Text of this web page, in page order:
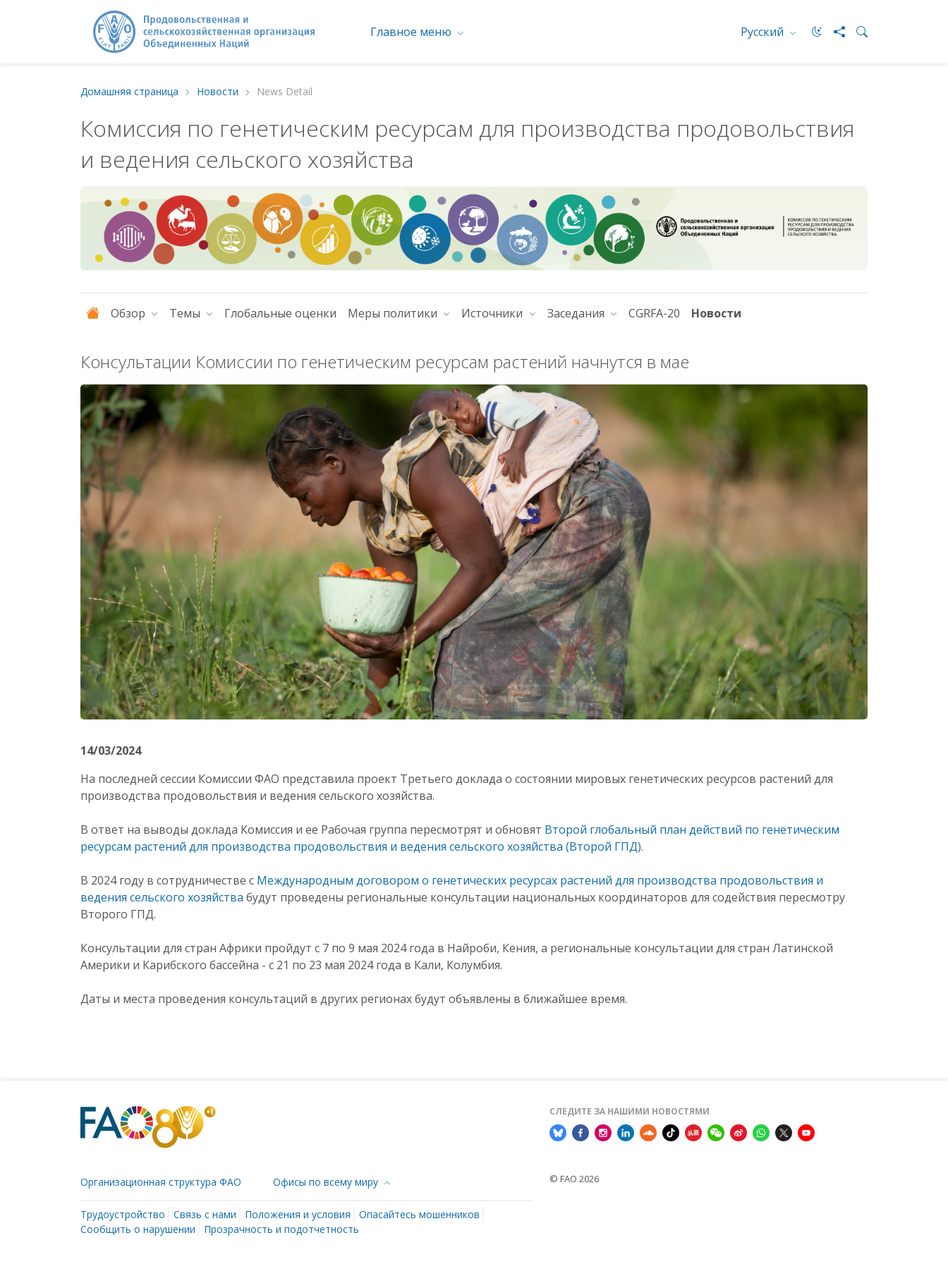
Главное меню Русский
Домашняя страница Новости News Detail
Комиссия по генетическим ресурсам для производства продовольствия
и ведения сельского хозяйства
Обзор Темы Глобальные оценки Меры политики Источники Заседания CGRFA-20 Новости
Консультации Комиссии по генетическим ресурсам растений начнутся в мае
14/03/2024
На последней сессии Комиссии ФАО представила проект Третьего доклада о состоянии мировых генетических ресурсов растений для
производства продовольствия и ведения сельского хозяйства.
В ответ на выводы доклада Комиссия и ее Рабочая группа пересмотрят и обновят Второй глобальный план действий по генетическим
ресурсам растений для производства продовольствия и ведения сельского хозяйства (Второй ГПД).
В 2024 году в сотрудничестве с Международным договором о генетических ресурсах растений для производства продовольствия и
ведения сельского хозяйства будут проведены региональные консультации национальных координаторов для содействия пересмотру
Второго ГПД.
Консультации для стран Африки пройдут с 7 по 9 мая 2024 года в Найроби, Кения, а региональные консультации для стран Латинской
Америки и Карибского бассейна - с 21 по 23 мая 2024 года в Кали, Колумбия.
Даты и места проведения консультаций в других регионах будут объявлены в ближайшее время.
СЛЕДИТЕ ЗА НАШИМИ НОВОСТЯМИ
Организационная структура ФАО Офисы по всему миру
Трудоустройство Связь с нами Положения и условия
Опасайтесь мошенников
Сообщить о нарушении
Прозрачность и подотчетность
© FAO 2026